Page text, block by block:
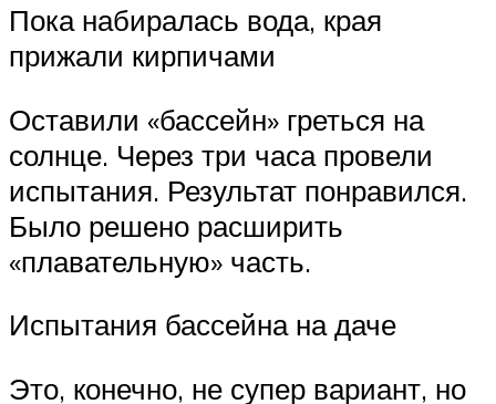
Пока набиралась вода, края
прижали кирпичами
Оставили «бассейн» греться на
солнце. Через три часа провели
испытания. Результат понравился.
Было решено расширить
«плавательную» часть.
Испытания бассейна на даче
Это, конечно, не супер вариант, но